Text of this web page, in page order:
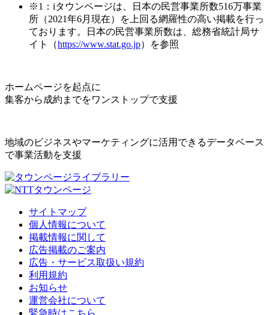
※1：iタウンページは、日本の民営事業所数516万事業
所（2021年6月現在）を上回る網羅性の高い掲載を行っ
ております。日本の民営事業所数は、総務省統計局サ
イト（https://www.stat.go.jp）を参照
ホームページを起点に
集客から成約までをワンストップで支援
地域のビジネスやマーケティングに活用できるデータベース
で事業活動を支援
サイトマップ
個人情報について
掲載情報に関して
広告掲載のご案内
広告・サービス取扱い規約
利用規約
お知らせ
運営会社について
緊急時はこちら